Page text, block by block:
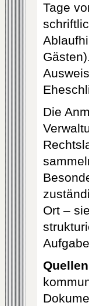
Tage
Die
Ort –